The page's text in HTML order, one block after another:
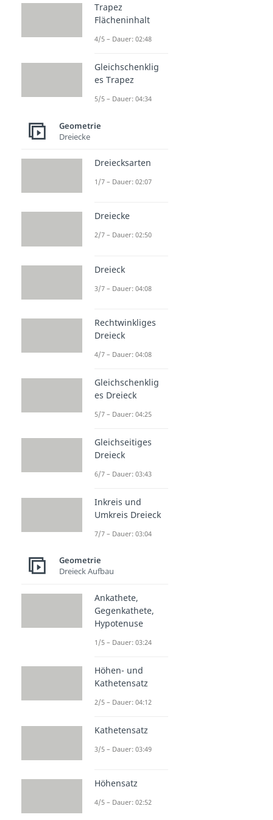
Trapez
Flächeninhalt
4/5 – Dauer: 02:48
Gleichschenklig
es Trapez
5/5 – Dauer: 04:34
Geometrie
Dreiecke
Dreiecksarten
1/7 – Dauer: 02:07
Dreiecke
2/7 – Dauer: 02:50
Dreieck
3/7 – Dauer: 04:08
Rechtwinkliges
Dreieck
4/7 – Dauer: 04:08
Gleichschenklig
es Dreieck
5/7 – Dauer: 04:25
Gleichseitiges
Dreieck
6/7 – Dauer: 03:43
Inkreis und
Umkreis Dreieck
7/7 – Dauer: 03:04
Geometrie
Dreieck Aufbau
Ankathete,
Gegenkathete,
Hypotenuse
1/5 – Dauer: 03:24
Höhen- und
Kathetensatz
2/5 – Dauer: 04:12
Kathetensatz
3/5 – Dauer: 03:49
Höhensatz
4/5 – Dauer: 02:52